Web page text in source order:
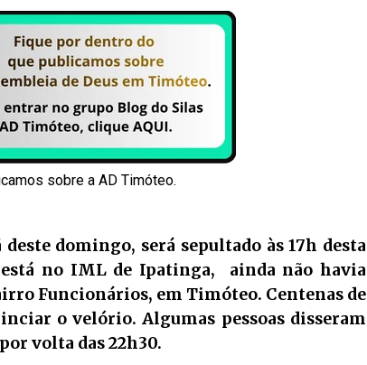
sobre a AD Timóteo.
domingo, será sepultado às 17h desta
no IML de Ipatinga, ainda não havia
Funcionários, em Timóteo. Centenas de
o velório. Algumas pessoas disseram
volta das 22h30.